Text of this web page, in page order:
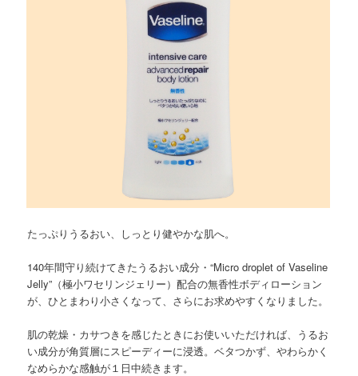
たっぷりうるおい、しっとり健やかな肌へ。
140年間守り続けてきたうるおい成分・“Micro droplet of Vaseline
Jelly”（極小ワセリンジェリー）配合の無香性ボディローション
が、ひとまわり小さくなって、さらにお求めやすくなりました。
肌の乾燥・カサつきを感じたときにお使いいただければ、うるお
い成分が角質層にスピーディーに浸透。ベタつかず、やわらかく
なめらかな感触が１日中続きます。